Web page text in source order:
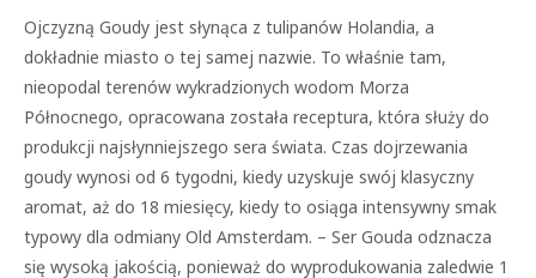
Ojczyzną Goudy jest słynąca z tulipanów Holandia, a
dokładnie miasto o tej samej nazwie. To właśnie tam,
nieopodal terenów wykradzionych wodom Morza
Północnego, opracowana została receptura, która służy do
produkcji najsłynniejszego sera świata. Czas dojrzewania
goudy wynosi od 6 tygodni, kiedy uzyskuje swój klasyczny
aromat, aż do 18 miesięcy, kiedy to osiąga intensywny smak
typowy dla odmiany Old Amsterdam. – Ser Gouda odznacza
się wysoką jakością, ponieważ do wyprodukowania zaledwie 1